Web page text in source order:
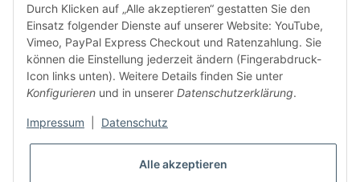
Durch Klicken auf „Alle akzeptieren“ gestatten Sie den
Einsatz folgender Dienste auf unserer Website: YouTube,
Vimeo, PayPal Express Checkout und Ratenzahlung. Sie
können die Einstellung jederzeit ändern (Fingerabdruck-
Icon links unten). Weitere Details finden Sie unter
Konfigurieren und in unserer Datenschutzerklärung.
Impressum Datenschutz
Alle akzeptieren
Gesetzliche Informationen
* Alle Preise inkl. gesetzlicher USt., zzgl.